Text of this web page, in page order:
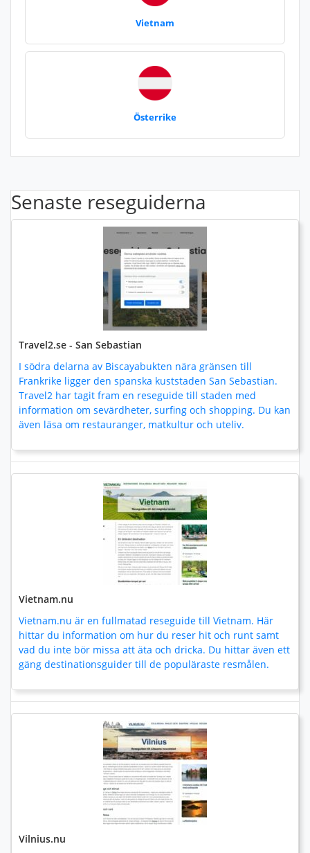
Vietnam
Österrike
Senaste reseguiderna
Travel2.se - San Sebastian
I södra delarna av Biscayabukten nära gränsen till
Frankrike ligger den spanska kuststaden San Sebastian.
Travel2 har tagit fram en reseguide till staden med
information om sevärdheter, surfing och shopping. Du kan
även läsa om restauranger, matkultur och uteliv.
Vietnam.nu
Vietnam.nu är en fullmatad reseguide till Vietnam. Här
hittar du information om hur du reser hit och runt samt
vad du inte bör missa att äta och dricka. Du hittar även ett
gäng destinationsguider till de populäraste resmålen.
Vilnius.nu